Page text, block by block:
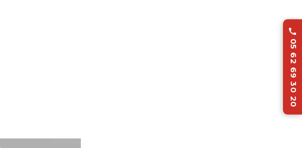

05 62 69 30 20